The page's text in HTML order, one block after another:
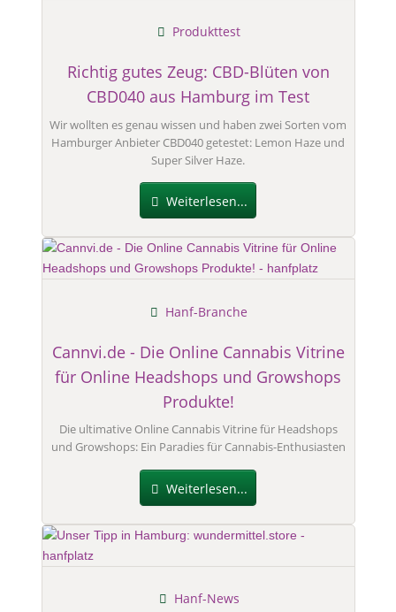
Richtig gutes Zeug: CBD-Blüten von
CBD040 aus Hamburg im Test
Produkttest
Wir wollten es genau wissen und haben zwei Sorten vom
Hamburger Anbieter CBD040 getestet: Lemon Haze und
Super Silver Haze.
Weiterlesen...
Cannvi.de - Die Online Cannabis Vitrine
für Online Headshops und Growshops
Produkte!
Hanf-Branche
Die ultimative Online Cannabis Vitrine für Headshops
und Growshops: Ein Paradies für Cannabis-Enthusiasten
Weiterlesen...
Hanf-News